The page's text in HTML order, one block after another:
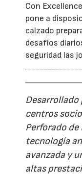
Con
pone a
calzado
desafíos
seguridad las
Desarrollado
centros
Perforado
tecnología
avanzada y
altas